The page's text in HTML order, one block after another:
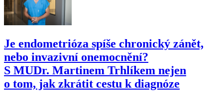
Je endometrióza spíše chronický zánět,
nebo invazivní onemocnění?
S MUDr. Martinem Trhlíkem nejen
o tom, jak zkrátit cestu k diagnóze